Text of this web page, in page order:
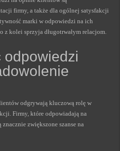
firmy, a także dla ogólnej satysfakcji
marki w odpowiedzi na ich
z kolei sprzyja długotrwałym relacjom.
odpowiedzi
odgrywają kluczową rolę w
Firmy, które odpowiadają na
zwiększone szanse na